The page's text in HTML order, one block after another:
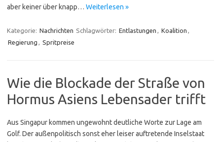
aber keiner über knapp… Weiterlesen »
Kategorie: Nachrichten Schlagwörter: Entlastungen , Koalition ,
Regierung , Spritpreise
Wie die Blockade der Straße von
Hormus Asiens Lebensader trifft
Aus Singapur kommen ungewohnt deutliche Worte zur Lage am
Golf. Der außenpolitisch sonst eher leiser auftretende Inselstaat